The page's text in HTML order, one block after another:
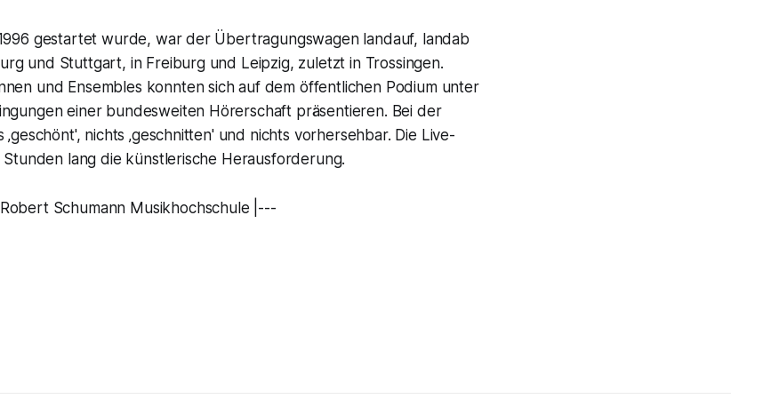
gestartet wurde, war der Übertragungswagen landauf, landab
und Stuttgart, in Freiburg und Leipzig, zuletzt in Trossingen.
und Ensembles konnten sich auf dem öffentlichen Podium unter
einer bundesweiten Hörerschaft präsentieren. Bei der
nichts ‚geschnitten' und nichts vorhersehbar. Die Live-
lang die künstlerische Herausforderung.
Schumann Musikhochschule |---